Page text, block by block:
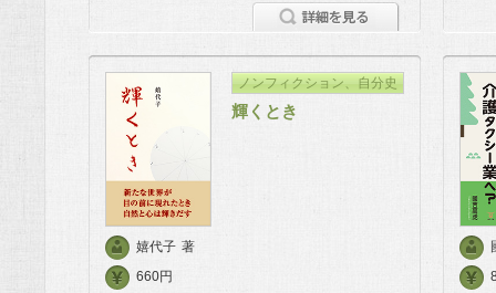
ノンフィクション、自分史
輝くとき
嬉代子 著
660円